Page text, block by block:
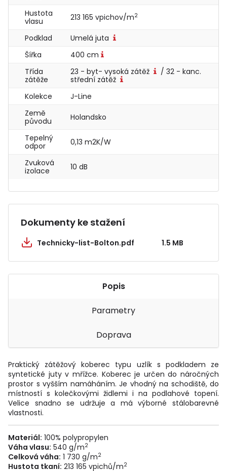
Hustota
vlasu
213 165 vpichov/m2
Podklad
Umelá juta
Šířka
400 cm
Třída
zátěže
23 - byt- vysoká zátěž
/ 32 - kanc.
střední zátěž
Kolekce
J-Line
Země
původu
Holandsko
Tepelný
odpor
0,13 m2K/W
Zvuková
izolace
10 dB
Dokumenty ke stažení
Technicky-list-Bolton.pdf 1.5 MB
Popis
Parametry
Doprava
Praktický zátěžový koberec typu uzlík s podkladem ze
syntetické juty v mřížce. Koberec je určen do náročných
prostor s vyšším namáháním. Je vhodný na schodiště, do
místností s kolečkovými židlemi i na podlahové topení.
Velice snadno se udržuje a má výborné stálobarevné
vlastnosti.
Materiál: 100% polypropylen
Váha vlasu: 540 g/m2
Celková váha: 1 730 g/m2
Hustota tkaní: 213 165 vpichů/m2